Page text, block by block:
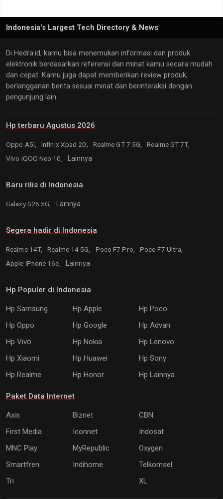
Indonesia's Largest Tech Directory & News
Di Hedra.id, kamu bisa menemukan informasi dan produk
elektronik berdasarkan referensi dan minat kamu secara mudah
dan cepat. Kamu juga dapat memberikan review produk,
berlangganan berita sesuai minat dan berinteraksi dengan
pengunjung lain.
Hp terbaru Agustus 2026
Oppo A5i, Infinix Xpad 20, Realme GT 7 5G,
Realme GT 7T,
Vivo iQOO Neo 10,
Lainnya
Baru rilis di Indonesia
Galaxy S26 5G, Lainnya
Segera hadir di Indonesia
Realme 14T, Realme 14 5G, Poco F7 Pro,
Poco F7 Ultra,
Apple iPhone 16e,
Lainnya
Hp Populer di Indonesia
Hp Samsung Hp Apple
Hp Poco
Hp Oppo
Hp Google
Hp Advan
Hp Vivo
Hp Nokia
Hp Lenovo
Hp Xiaomi
Hp Huawei
Hp Sony
Hp Realme
Hp Honor Hp Lainnya
Paket Data Internet
Axis Biznet
CBN
First Media
Iconnet
Indosat
MNC Play
MyRepublic
Oxygen
Smartfren
Indihome
Telkomsel
Tri
XL